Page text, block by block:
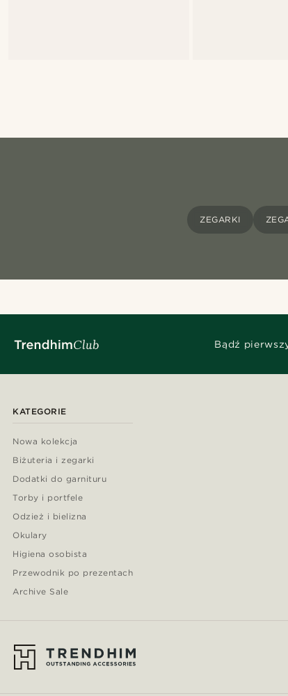
ZEGARKI
Bądź
KATEGORIE
Nowa kolekcja
Biżuteria i zegarki
Dodatki do garnituru
Torby i portfele
Odzież i bielizna
Okulary
Higiena osobista
Przewodnik po prezentach
Archive Sale